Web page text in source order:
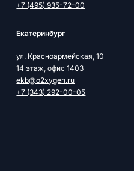
+7 (495) 935-72-00
Екатеринбург
ул. Красноармейская, 10
14 этаж, офис 1403
ekb@o2xygen.ru
+7 (343) 292-00-05